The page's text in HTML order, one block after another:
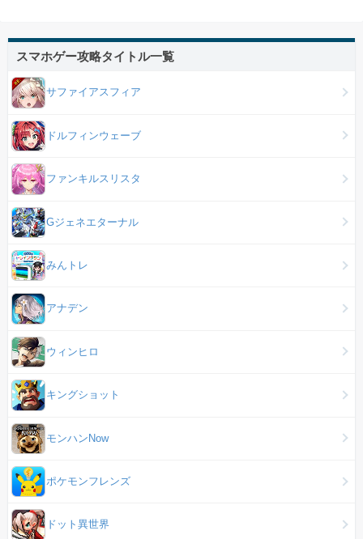
スマホゲー攻略タイトル一覧
サファイアスフィア
ドルフィンウェーブ
ファンキルスリスタ
Gジェネエターナル
みんトレ
アナデン
ウィンヒロ
キングショット
モンハンNow
ポケモンフレンズ
ドット異世界